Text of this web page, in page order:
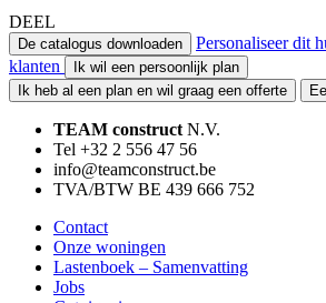
DEEL
De catalogus downloaden Personaliseer dit
klanten
Ik wil een persoonlijk plan
Ik heb al een plan en wil graag een offerte
TEAM construct N.V.
Tel +32 2 556 47 56
info@teamconstruct.be
TVA/BTW BE 439 666 752
Contact
Onze woningen
Lastenboek – Samenvatting
Jobs